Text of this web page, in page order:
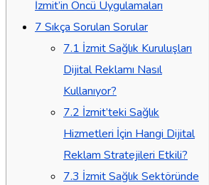
İzmit’in Öncü Uygulamaları
7 Sıkça Sorulan Sorular
7.1 İzmit Sağlık Kuruluşları
Dijital Reklamı Nasıl
Kullanıyor?
7.2 İzmit’teki Sağlık
Hizmetleri İçin Hangi Dijital
Reklam Stratejileri Etkili?
7.3 İzmit Sağlık Sektöründe